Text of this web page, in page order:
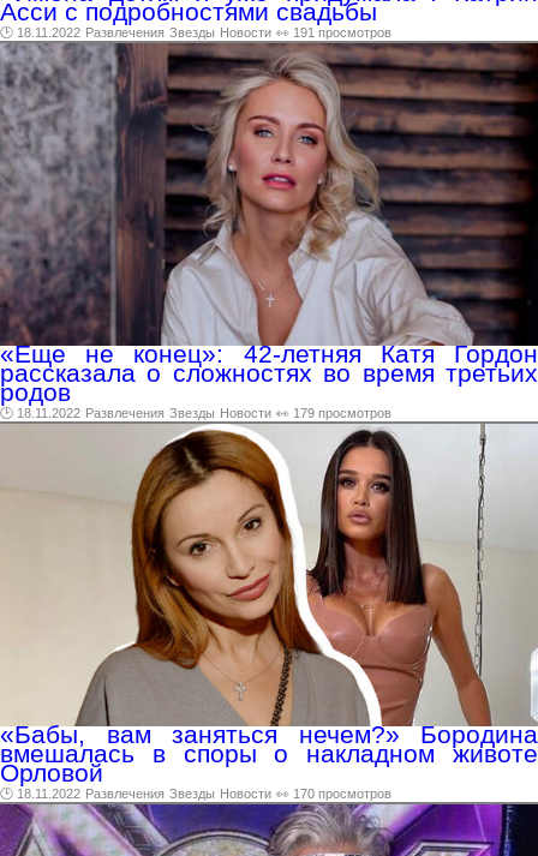
Асси с подробностями свадьбы
🕑 18.11.2022 Развлечения Звезды Новости 👀 191 просмотров
«Еще не конец»: 42-летняя Катя Гордон
рассказала о сложностях во время третьих
родов
🕑 18.11.2022 Развлечения Звезды Новости 👀 179 просмотров
«Бабы, вам заняться нечем?» Бородина
вмешалась в споры о накладном животе
Орловой
🕑 18.11.2022 Развлечения Звезды Новости 👀 170 просмотров